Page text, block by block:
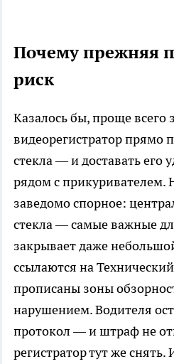
Почему прежняя
риск
Казалось бы, проще всего
видеорегистратор прямо
стекла — и доставать его
рядом с прикуривателем.
заведомо спорное:
стекла — самые важные
закрывает даже
ссылаются на
прописаны зоны
нарушением. Водителя
протокол — и штраф не
регистратор тут же снять.